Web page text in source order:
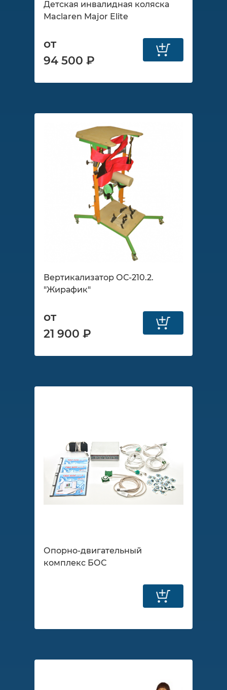
Детская инвалидная коляска
Maclaren Major Elite
от
94 500 ₽
Вертикализатор ОС-210.2.
"Жирафик"
от
21 900 ₽
Опорно-двигательный
комплекс БОС